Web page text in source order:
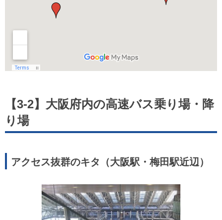
【3-2】大阪府内の高速バス乗り場・降
り場
アクセス抜群のキタ（大阪駅・梅田駅近辺）